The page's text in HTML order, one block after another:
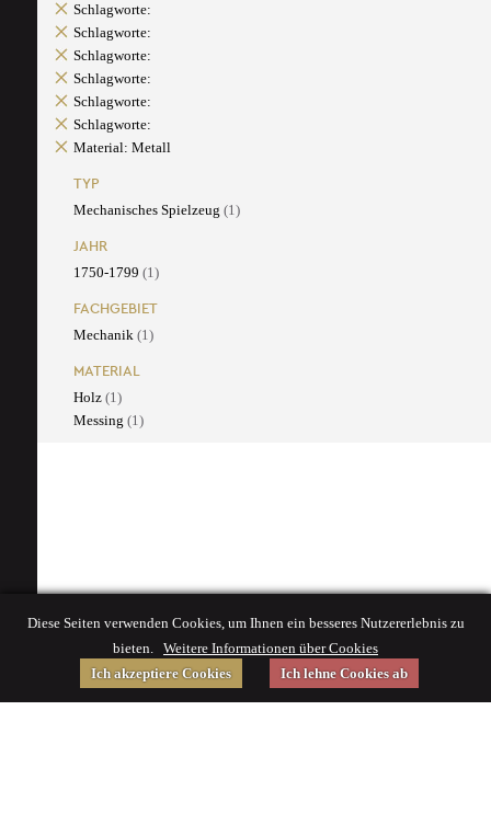
Schlagworte:
Schlagworte:
Schlagworte:
Schlagworte:
Schlagworte:
Schlagworte:
Material: Metall
TYP
Mechanisches Spielzeug (1)
JAHR
1750-1799 (1)
FACHGEBIET
Mechanik (1)
MATERIAL
Holz (1)
Messing (1)
Diese Seiten verwenden Cookies, um Ihnen ein besseres Nutzererlebnis zu
bieten. Weitere Informationen über Cookies
Ich akzeptiere Cookies
Ich lehne Cookies ab